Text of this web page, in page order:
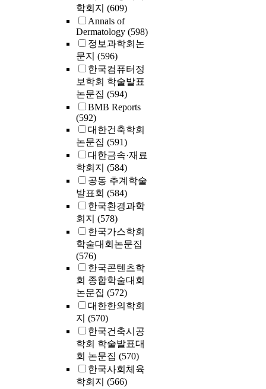
학회지 (609)
Annals of
Dermatology (598)
정보과학회논
문지 (596)
한국컴퓨터정
보학회 학술발표
논문집 (594)
BMB Reports
(592)
대한건축학회
논문집 (591)
대한금속·재료
학회지 (584)
공동 추계학술
발표회 (584)
한국환경과학
회지 (578)
한국가스학회
학술대회논문집
(576)
한국콘텐츠학
회 종합학술대회
논문집 (572)
대한한의학회
지 (570)
한국건축시공
학회 학술발표대
회 논문집 (570)
한국사회체육
학회지 (566)